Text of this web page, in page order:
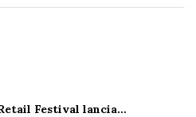
Festival lancia…